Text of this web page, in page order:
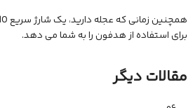
برای استفاده از هدفون را به شما می دهد.
مقالات دیگر